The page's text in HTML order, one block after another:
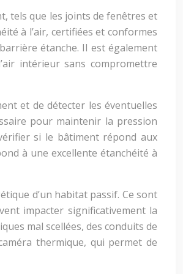
tels que les joints de fenêtres et
à l’air, certifiées et conformes
étanche. Il est également
intérieur sans compromettre
et de détecter les éventuelles
pour maintenir la pression
si le bâtiment répond aux
à une excellente étanchéité à
d’un habitat passif. Ce sont
impacter significativement la
mal scellées, des conduits de
thermique, qui permet de